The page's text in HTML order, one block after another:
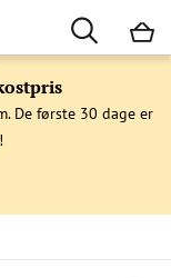
De første 30 dage er